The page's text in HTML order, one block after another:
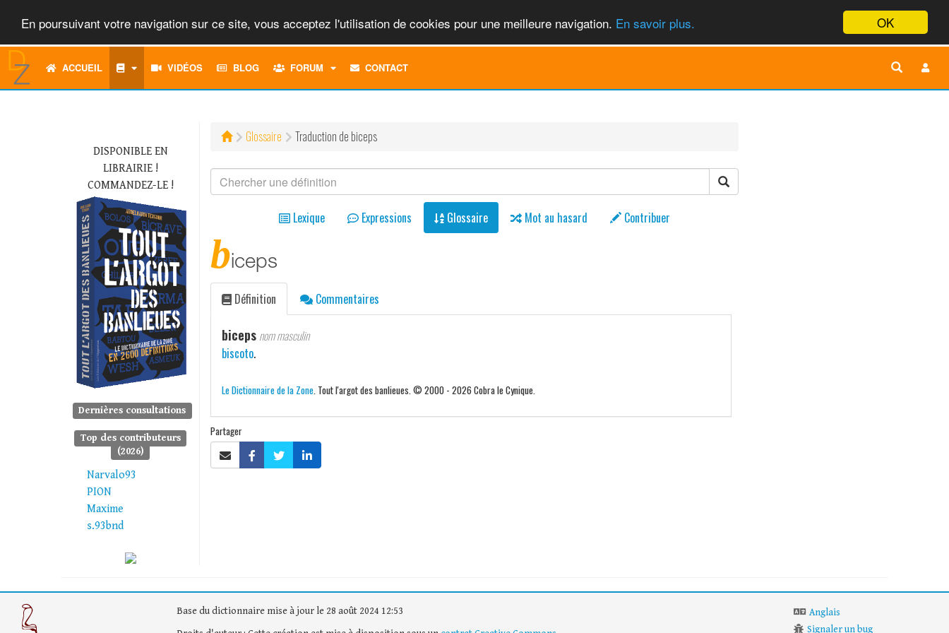
OK
En poursuivant votre navigation sur ce site, vous acceptez l'utilisation de cookies pour une meilleure navigation. En savoir plus.
ACCUEIL VIDÉOS BLOG FORUM
TOGGLECONTACT
DISPONIBLE EN
LIBRAIRIE !
COMMANDEZ-LE !
Dernières consultations
Top des contributeurs
(2026)
Narvalo93
PION
Maxime
s.93bnd
Glossaire Traduction de biceps
Lexique Expressions Glossaire Mot au hasard Contribuer
biceps
Définition Commentaires
biceps nom masculin
biscoto.
Le Dictionnaire de la Zone. Tout l'argot des banlieues. © 2000 - 2026 Cobra le Cynique.
Partager
Base du dictionnaire mise à jour le 28 août 2024 12:53
Anglais
Signaler un bug